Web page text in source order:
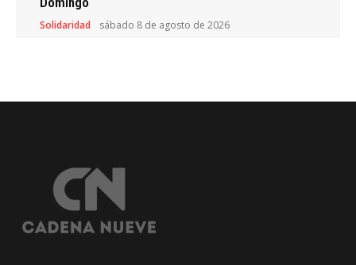
Solidaridad sábado 8 de agosto de 2026